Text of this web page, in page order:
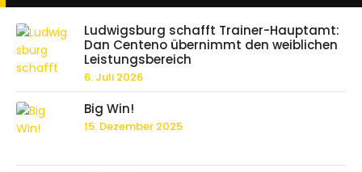
Ludwigsburg schafft Trainer-Hauptamt:
Dan Centeno übernimmt den weiblichen
Leistungsbereich
6. Juli 2026
Big Win!
15. Dezember 2025